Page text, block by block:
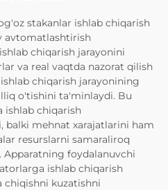
stakanlar ishlab chiqarish
avtomatlashtirish
chiqarish jarayonini
va real vaqtda nazorat qilish
chiqarish jarayonining
o'tishini ta'minlaydi. Bu
ishlab chiqarish
balki mehnat xarajatlarini ham
resurslarni samaraliroq
foydalanuvchi
ishlab chiqarish
chiqishni kuzatishni